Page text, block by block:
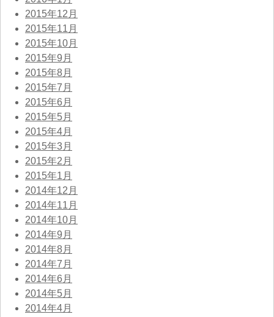
2015年12月
2015年11月
2015年10月
2015年9月
2015年8月
2015年7月
2015年6月
2015年5月
2015年4月
2015年3月
2015年2月
2015年1月
2014年12月
2014年11月
2014年10月
2014年9月
2014年8月
2014年7月
2014年6月
2014年5月
2014年4月